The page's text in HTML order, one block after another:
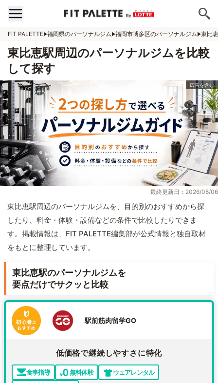
FIT PALETTE 福岡県のパーソナルジム 福岡市博多区のパーソナルジム 東比
東比恵駅周辺のパーソナルジムを比較
して探す
最終更新日：2026/08/06
東比恵駅周辺のパーソナルジムを、目的別のおすすめから探
したり、料金・体験・設備などの条件で比較したりできま
す。掲載情報は、FIT PALETTE編集部が公式情報と独自取材
をもとに整理しています。
東比恵駅のパーソナルジムを
要点だけでサクッと比較
駅前筋肉留学GO
低価格で継続しやすさに特化
食事指導 無料体験
ウェアレンタル